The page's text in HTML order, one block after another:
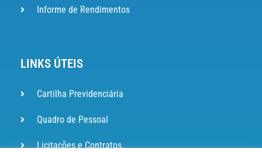
Informe de Rendimentos
LINKS ÚTEIS
Cartilha Previdenciária
Quadro de Pessoal
Licitações e Contratos